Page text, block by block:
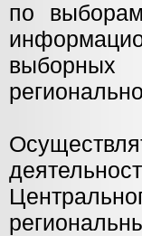
по